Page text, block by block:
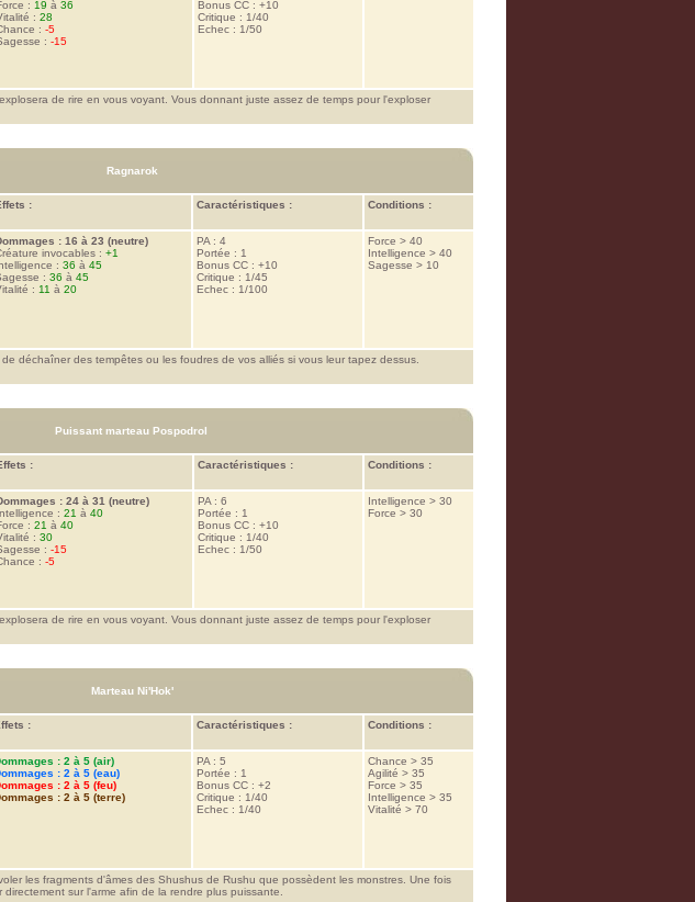
: 19 à 36
: 28
: -5
: -15
Bonus CC : +10
Critique : 1/40
Echec : 1/50
de rire en vous voyant. Vous donnant juste assez de temps pour l'exploser
Ragnarok
: Caractéristiques : Conditions :
: 16 à 23 (neutre)
invocables : +1
: 36 à 45
: 36 à 45
: 11 à 20
PA : 4
Portée : 1
Bonus CC : +10
Critique : 1/45
Echec : 1/100
Force > 40
Intelligence > 40
Sagesse > 10
déchaîner des tempêtes ou les foudres de vos alliés si vous leur tapez dessus.
Puissant marteau Pospodrol
: Caractéristiques : Conditions :
: 24 à 31 (neutre)
: 21 à 40
: 21 à 40
: 30
: -15
: -5
PA : 6
Portée : 1
Bonus CC : +10
Critique : 1/40
Echec : 1/50
Intelligence > 30
Force > 30
de rire en vous voyant. Vous donnant juste assez de temps pour l'exploser
Marteau Ni'Hok'
: Caractéristiques : Conditions :
: 2 à 5 (air)
: 2 à 5 (eau)
: 2 à 5 (feu)
: 2 à 5 (terre)
PA : 5
Portée : 1
Bonus CC : +2
Critique : 1/40
Echec : 1/40
Chance > 35
Agilité > 35
Force > 35
Intelligence > 35
Vitalité > 70
les fragments d'âmes des Shushus de Rushu que possèdent les monstres. Une fois
sur l'arme afin de la rendre plus puissante.